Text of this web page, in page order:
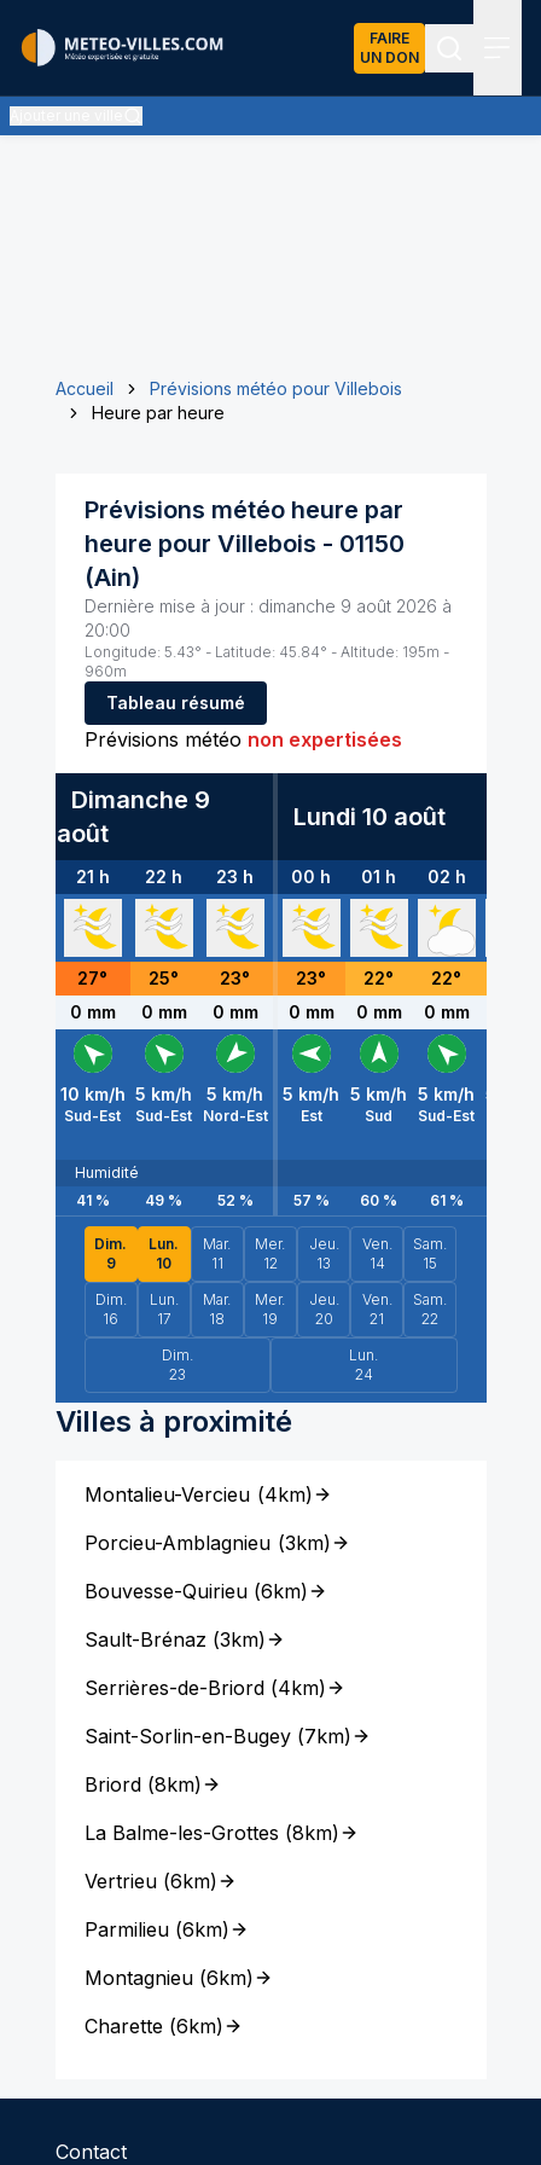
FAIRE
UN DON
Accueil
Prévisions météo pour Villebois
Heure par heure
Prévisions météo heure par
heure pour Villebois - 01150
(Ain)
Dernière mise à jour : dimanche 9 août 2026 à
20:00
Longitude: 5.43° - Latitude: 45.84° - Altitude: 195m -
960m
Tableau résumé
Prévisions météo non expertisées
Dimanche 9
août
Lundi 10 août
21 h 22 h 23 h 00 h 01 h 02 h
27° 25° 23° 23° 22° 22°
0 mm
0 mm 0 mm 0 mm 0 mm 0 mm
10 km/h
Sud-Est
5 km/h
Sud-Est
5 km/h
Nord-Est
5 km/h
Est
5 km/h
Sud
5 km/h
Sud-Est
5
Humidité
41% 49 % 52 % 57 % 60 % 61%
Dim.
9
Lun.
10
Mar.
11
Mer.
12
Jeu.
13
Ven.
14
Sam.
15
Dim.
16
Lun.
17
Mar.
18
Mer.
19
Jeu.
20
Ven.
21
Sam.
22
Dim.
23
Lun.
24
Villes à proximité
Montalieu-Vercieu (4km)
Porcieu-Amblagnieu (3km)
Bouvesse-Quirieu(6km)
Sault-Brénaz (3km)
Serrières-de-Briord(4km)
Saint-Sorlin-en-Bugey(7km)
Briord(8km)
La Balme-les-Grottes (8km)
Vertrieu(6km)
Parmilieu(6km)
Montagnieu(6km)
Charette(6km)
Contact